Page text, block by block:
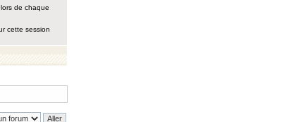
de chaque
cette session